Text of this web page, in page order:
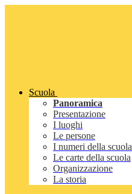
Scuola
Panoramica
Presentazione
I luoghi
Le persone
I numeri della scuola
Le carte della scuola
Organizzazione
La storia